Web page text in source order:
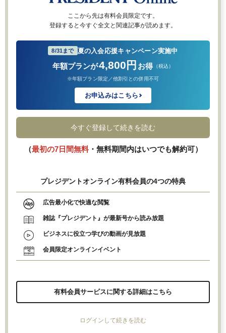
ここから先は有料会員限定です。
登録すると今すぐ全文と関連記事が読めます。
8/31まで 夏の入会応援キャンペーン実施中
年額プランが4,800円 お得 （税込）
※年額プラン限定／他割引との併用不可
お申込みはこちら
今すぐ登録して続きを読む
（最初の7日間無料・無料期間内はいつでも解約可）
プレジデントオンライン有料会員の4つの特典
広告最小化で快適な閲覧
雑誌『プレジデント』が最新号から読み放題
ビジネスに役立つ学びの動画が見放題
会員限定オンラインイベント
有料会員サービスに関する詳細はこちら
ログインして続きを読む